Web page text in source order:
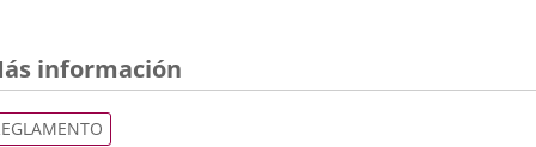
Plenoinformación